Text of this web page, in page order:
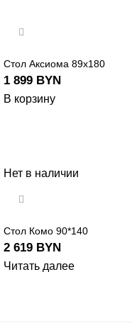
Стол Аксиома 89х180
1 899 BYN
В корзину
Нет в наличии
Стол Комо 90*140
2 619 BYN
Читать далее